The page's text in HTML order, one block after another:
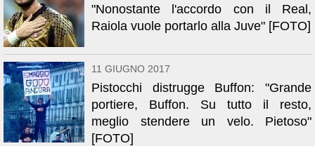
"Nonostante l'accordo con il Real,
Raiola vuole portarlo alla Juve" [FOTO]
11 GIUGNO 2017
Pistocchi distrugge Buffon: "Grande
portiere, Buffon. Su tutto il resto,
meglio stendere un velo. Pietoso"
[FOTO]